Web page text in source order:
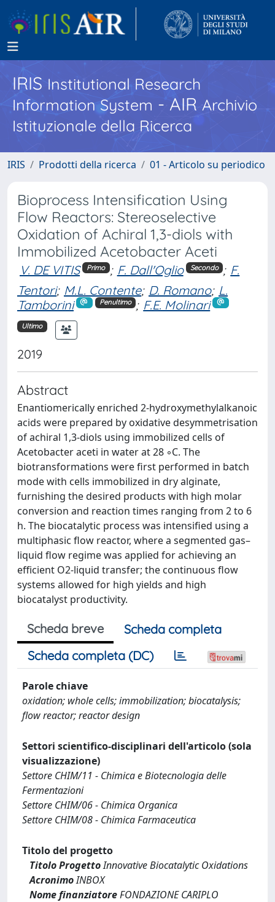
IRISInstitutional Research
Information System - AIR Archivio
Istituzionale della Ricerca
IRIS Prodotti della ricerca 01 - Articolo su periodico
Bioprocess Intensification Using
Flow Reactors: Stereoselective
Oxidation of Achiral 1,3-diols with
Immobilized Acetobacter Aceti
V. DE VITIS Primo ; F. Dall'Oglio Secondo ; F.
Tentori; M.L. Contente; D. Romano; L.
Tamborini
Penultimo ; F.E. Molinari
Ultimo
2019
Abstract
Enantiomerically enriched 2-hydroxymethylalkanoic
acids were prepared by oxidative desymmetrisation
of achiral 1,3-diols using immobilized cells of
Acetobacter aceti in water at 28 ◦C. The
biotransformations were first performed in batch
mode with cells immobilized in dry alginate,
furnishing the desired products with high molar
conversion and reaction times ranging from 2 to 6
h. The biocatalytic process was intensified using a
multiphasic flow reactor, where a segmented gas–
liquid flow regime was applied for achieving an
efficient O2-liquid transfer; the continuous flow
systems allowed for high yields and high
biocatalyst productivity.
Scheda breve
Scheda completa
Scheda completa (DC)
Parole chiave
oxidation; whole cells; immobilization; biocatalysis;
flow reactor; reactor design
Settori scientifico-disciplinari dell'articolo (sola
visualizzazione)
Settore CHIM/11 - Chimica e Biotecnologia delle
Fermentazioni
Settore CHIM/06 - Chimica Organica
Settore CHIM/08 - Chimica Farmaceutica
Titolo del progetto
Titolo ProgettoInnovative Biocatalytic Oxidations
AcronimoINBOX
Nome finanziatoreFONDAZIONE CARIPLO